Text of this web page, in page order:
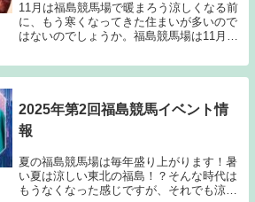
11月は福島競馬場で暖まろう涼しくなる前
に、もう寒くなってきた住まいが多いので
はないのでしょうか。福島競馬場は11月に
の内容をご紹介します。【11月8～24
日】・LIVE AZUMA 2025コラボ抽選...
2025年第2回福島競馬イベント情
報
夏の福島競馬場は毎年盛り上がります！暑
い夏は涼しい東北の福島！？そんな時代は
もうなくなった感じですが、それでも涼し